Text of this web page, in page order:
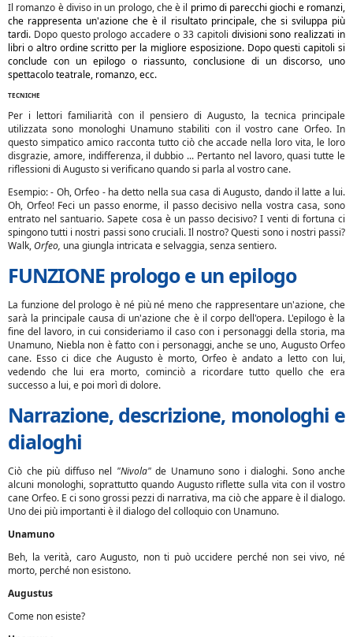
Il romanzo è diviso in un prologo, che è il primo di parecchi giochi e romanzi,
che rappresenta un'azione che è il risultato principale, che si sviluppa più
tardi. Dopo questo prologo accadere o 33 capitoli divisioni sono realizzati in
libri o altro ordine scritto per la migliore esposizione. Dopo questi capitoli si
conclude con un epilogo o riassunto, conclusione di un discorso, uno
spettacolo teatrale, romanzo, ecc.
TECNICHE
Per i lettori familiarità con il pensiero di Augusto, la tecnica principale
utilizzata sono monologhi Unamuno stabiliti con il vostro cane Orfeo. In
questo simpatico amico racconta tutto ciò che accade nella loro vita, le loro
disgrazie, amore, indifferenza, il dubbio ... Pertanto nel lavoro, quasi tutte le
riflessioni di Augusto si verificano quando si parla al vostro cane.
Esempio: - Oh, Orfeo - ha detto nella sua casa di Augusto, dando il latte a lui.
Oh, Orfeo! Feci un passo enorme, il passo decisivo nella vostra casa, sono
entrato nel santuario. Sapete cosa è un passo decisivo? I venti di fortuna ci
spingono tutti i nostri passi sono cruciali. Il nostro? Questi sono i nostri passi?
Walk,Orfeo, una giungla intricata e selvaggia, senza sentiero.
FUNZIONE prologo e un epilogo
La funzione del prologo è né più né meno che rappresentare un'azione, che
sarà la principale causa di un'azione che è il corpo dell'opera. L'epilogo è la
fine del lavoro, in cui consideriamo il caso con i personaggi della storia, ma
Unamuno, Niebla non è fatto con i personaggi, anche se uno, Augusto Orfeo
cane. Esso ci dice che Augusto è morto, Orfeo è andato a letto con lui,
vedendo che lui era morto, cominciò a ricordare tutto quello che era
successo a lui, e poi morì di dolore.
Narrazione, descrizione, monologhi e
dialoghi
Ciò che più diffuso nel "Nivola"de Unamuno sono i dialoghi. Sono anche
alcuni monologhi, soprattutto quando Augusto riflette sulla vita con il vostro
cane Orfeo. E ci sono grossi pezzi di narrativa, ma ciò che appare è il dialogo.
Uno dei più importanti è il dialogo del colloquio con Unamuno.
Unamuno
Beh, la verità, caro Augusto, non ti può uccidere perché non sei vivo, né
morto, perché non esistono.
Augustus
Come non esiste?